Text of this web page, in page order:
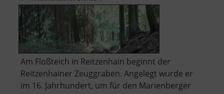
Am Floßteich in Reitzenhain beginnt der
Reitzenhainer Zeuggraben. Angelegt wurde er
im 16. Jahrhundert, um für den Marienberger